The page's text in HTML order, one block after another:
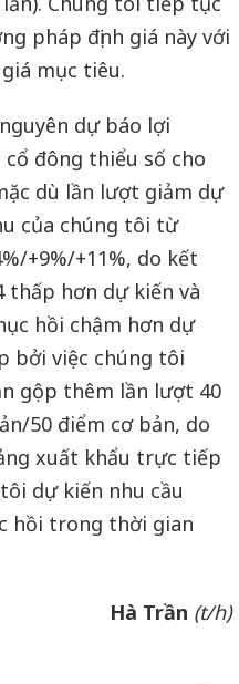
pháp định giá này với
mục tiêu.
dự báo lợi
đông thiểu số cho
dù lần lượt giảm dự
của chúng tôi từ
+9%/+11%, do kết
thấp hơn dự kiến và
hồi chậm hơn dự
bởi việc chúng tôi
gộp thêm lần lượt 40
50 điểm cơ bản, do
xuất khẩu trực tiếp
dự kiến nhu cầu
hồi trong thời gian
Hà Trần (t/h)